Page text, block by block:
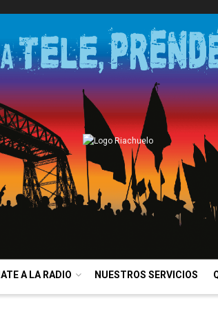
A LA RADIO NUESTROS SERVICIOS